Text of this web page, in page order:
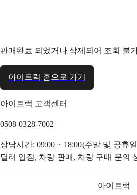
판매완료 되었거나 삭제되어 조회 불
아이트럭 홈으로 가기
아이트럭 고객센터
0508-0328-7002
상담시간: 09:00 ~ 18:00(주말 및 공휴
딜러 입점, 차량 판매, 차량 구매 문의
아이트럭